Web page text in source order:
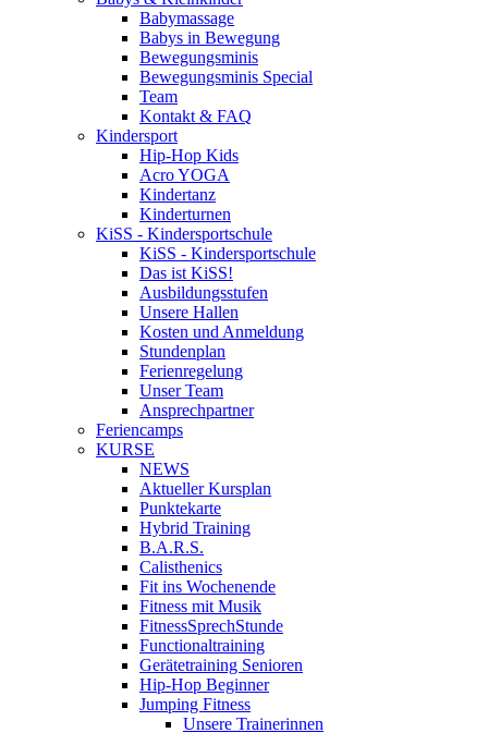
Babymassage
Babys in Bewegung
Bewegungsminis
Bewegungsminis Special
Team
Kontakt & FAQ
Kindersport
Hip-Hop Kids
Acro YOGA
Kindertanz
Kinderturnen
KiSS - Kindersportschule
KiSS - Kindersportschule
Das ist KiSS!
Ausbildungsstufen
Unsere Hallen
Kosten und Anmeldung
Stundenplan
Ferienregelung
Unser Team
Ansprechpartner
Feriencamps
KURSE
NEWS
Aktueller Kursplan
Punktekarte
Hybrid Training
B.A.R.S.
Calisthenics
Fit ins Wochenende
Fitness mit Musik
FitnessSprechStunde
Functionaltraining
Gerätetraining Senioren
Hip-Hop Beginner
Jumping Fitness
Unsere Trainerinnen